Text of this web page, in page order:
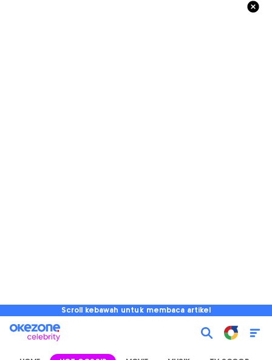
Scroll kebawah untuk membaca artikel